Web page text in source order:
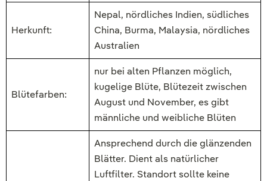
Herkunft:
Nepal, nördliches Indien, südliches
China, Burma, Malaysia, nördliches
Australien
Blütefarben:
nur bei alten Pflanzen möglich,
kugelige Blüte, Blütezeit zwischen
August und November, es gibt
männliche und weibliche Blüten
Ansprechend durch die glänzenden
Blätter. Dient als natürlicher
Luftfilter. Standort sollte keine